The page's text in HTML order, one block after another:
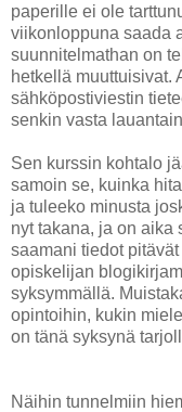
paperille ei ole
viikonloppuna saada
suunnitelmathan on
hetkellä muuttuisivat.
sähköpostiviestin
senkin vasta
Sen kurssin kohtalo
samoin se, kuinka
ja tuleeko minusta
nyt takana, ja on aika
saamani tiedot
opiskelijan
syksymmällä.
opintoihin, kukin
on tänä syksynä
Näihin tunnelmiin